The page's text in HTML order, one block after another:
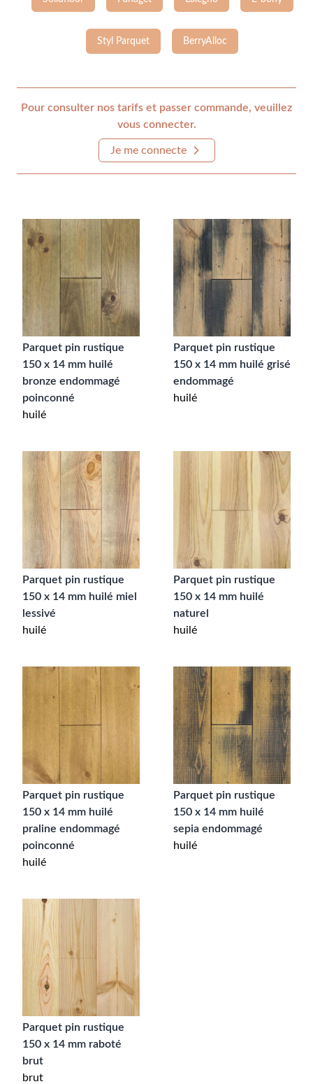
Styl Parquet BerryAlloc
Pour consulter nos tarifs et passer commande, veuillez
vous connecter.
Je me connecte
Parquet pin rustique
150 x 14 mm huilé
bronze endommagé
poinconné
huilé
Parquet pin rustique
150 x 14 mm huilé grisé
endommagé
huilé
Parquet pin rustique
150 x 14 mm huilé miel
lessivé
huilé
Parquet pin rustique
150 x 14 mm huilé
naturel
huilé
Parquet pin rustique
150 x 14 mm huilé
praline endommagé
poinconné
huilé
Parquet pin rustique
150 x 14 mm huilé
sepia endommagé
huilé
Parquet pin rustique
150 x 14 mm raboté
brut
brut